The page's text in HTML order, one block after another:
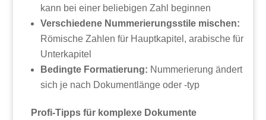
kann bei einer beliebigen Zahl beginnen
Verschiedene Nummerierungsstile mischen:
Römische Zahlen für Hauptkapitel, arabische für
Unterkapitel
Bedingte Formatierung: Nummerierung ändert
sich je nach Dokumentlänge oder -typ
Profi-Tipps für komplexe Dokumente